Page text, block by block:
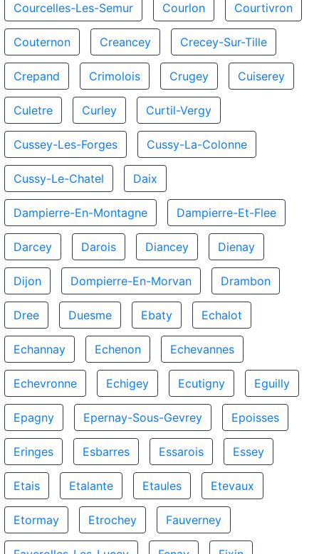
Courcelles-Les-Semur Courlon Courtivron
Couternon Creancey Crecey-Sur-Tille
Crepand Crimolois Crugey Cuiserey
Culetre Curley Curtil-Vergy
Cussey-Les-Forges Cussy-La-Colonne
Cussy-Le-Chatel Daix
Dampierre-En-Montagne Dampierre-Et-Flee
Darcey Darois Diancey Dienay
Dijon Dompierre-En-Morvan Drambon
Dree Duesme Ebaty Echalot
Echannay Echenon Echevannes
Echevronne Echigey Ecutigny Eguilly
Epagny Epernay-Sous-Gevrey Epoisses
Eringes Esbarres Essarois Essey
Etais Etalante Etaules Etevaux
Etormay Etrochey Fauverney